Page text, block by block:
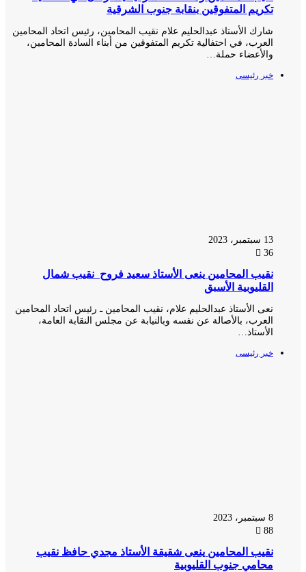
تكريم المتفوقين بنقابة جنوب الشرقية
شارك الأستاذ عبدالحليم علام نقيب المحامين، رئيس اتحاد المحامين
العرب، في احتفالية تكريم المتفوقين من أبناء السادة المحامين،
والأعضاء حملة…
خبر رئيسى
نقيب المحامين ينعى الأستاذ سعيد فروح نقيب شمال
القليوبية الأسبق
نعى الأستاذ عبدالحليم علام، نقيب المحامين ـ رئيس اتحاد المحامين
العرب، بالأصالة عن نفسه وبالنيابة عن مجلس النقابة العامة،
الأستاذ…
خبر رئيسى
نقيب المحامين ينعى شقيقة الأستاذ مجدي حافظ نقيب
محامي جنوب القليوبية